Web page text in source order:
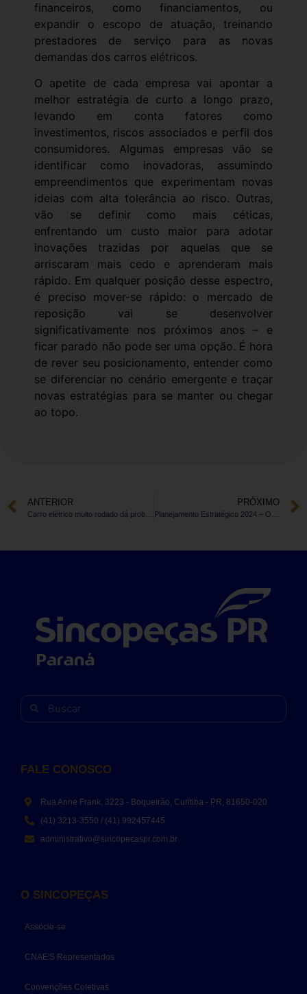
financeiros, como financiamentos, ou
expandir o escopo de atuação, treinando
prestadores de serviço para as novas
demandas dos carros elétricos.
O apetite de cada empresa vai apontar a
melhor estratégia de curto a longo prazo,
levando em conta fatores como
investimentos, riscos associados e perfil dos
consumidores. Algumas empresas vão se
identificar como inovadoras, assumindo
empreendimentos que experimentam novas
ideias com alta tolerância ao risco. Outras,
vão se definir como mais céticas,
enfrentando um custo maior para adotar
inovações trazidas por aquelas que se
arriscaram mais cedo e aprenderam mais
rápido. Em qualquer posição desse espectro,
é preciso mover-se rápido: o mercado de
reposição vai se desenvolver
significativamente nos próximos anos – e
ficar parado não pode ser uma opção. É hora
de rever seu posicionamento, entender como
se diferenciar no cenário emergente e traçar
novas estratégias para se manter ou chegar
ao topo.
ANTERIOR PRÓXIMO
FALE CONOSCO
Rua Anne Frank, 3223 - Boqueirão, Curitiba - PR, 81650-020
(41) 3213-3550 / (41) 992457445
administrativo@sincopecaspr.com.br
O SINCOPEÇAS
Associe-se
CNAE'S Representados
Convenções Coletivas